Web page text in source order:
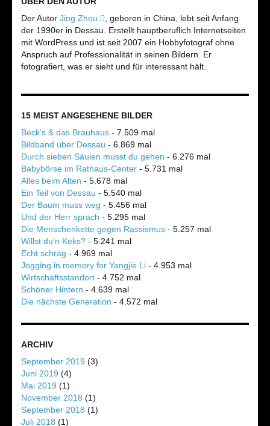
Der Autor Jing Zhou
, geboren in China, lebt seit Anfang
der 1990er in Dessau. Erstellt hauptberuflich Internetseiten
mit WordPress und ist seit 2007 ein Hobbyfotograf ohne
Anspruch auf Professionalität in seinen Bildern. Er
fotografiert, was er sieht und für interessant hält.
15 MEIST ANGESEHENE BILDER
Beck’s & das Brauhaus - 7.509 mal
Bildband über Dessau - 6.869 mal
Durch sieben Säulen musst du gehen - 6.276 mal
Babybörse im Rathaus-Center - 5.731 mal
Alles beim Alten - 5.678 mal
Ein Teil von Dessau - 5.540 mal
Der Baum muss weg - 5.456 mal
Und der Herr sprach - 5.295 mal
Die Menschenkette gegen Rassismus - 5.257 mal
Willst du’n Keks? - 5.241 mal
Echt schräg - 4.969 mal
Jogging in memory for Yangjie Li - 4.953 mal
Wirtschaftsstandort - 4.752 mal
Schöner Hintern - 4.639 mal
Die nächste Generation - 4.572 mal
ARCHIV
September 2019 (3)
Juni 2019 (4)
Mai 2019 (1)
November 2018 (1)
September 2018 (1)
Juli 2018 (1)